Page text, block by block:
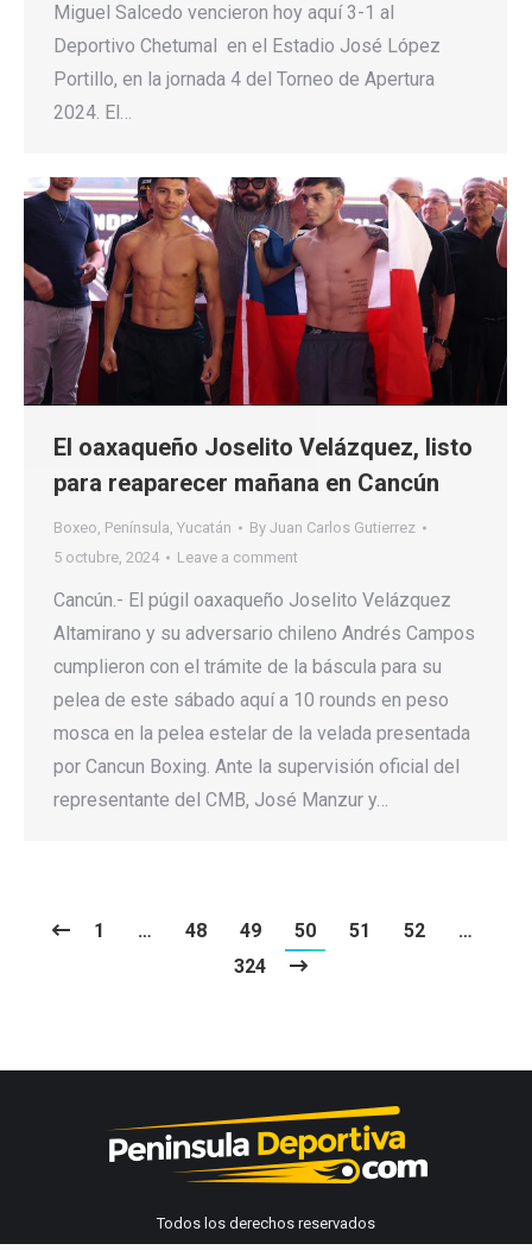
Miguel Salcedo vencieron hoy aquí 3-1 al
Deportivo Chetumal en el Estadio José López
Portillo, en la jornada 4 del Torneo de Apertura
2024. El…
El oaxaqueño Joselito Velázquez, listo
para reaparecer mañana en Cancún
Boxeo, Península, Yucatán By Juan Carlos Gutierrez
5 octubre, 2024
Leave a comment
Cancún.- El púgil oaxaqueño Joselito Velázquez
Altamirano y su adversario chileno Andrés Campos
cumplieron con el trámite de la báscula para su
pelea de este sábado aquí a 10 rounds en peso
mosca en la pelea estelar de la velada presentada
por Cancun Boxing. Ante la supervisión oficial del
representante del CMB, José Manzur y…
1 … 48 49 50 51 52
…
324
Todos los derechos reservados